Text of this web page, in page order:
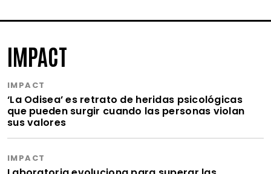
IMPACT
IMPACT
‘La Odisea’ es retrato de heridas psicológicas
que pueden surgir cuando las personas violan
sus valores
IMPACT